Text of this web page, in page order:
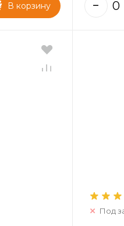
В корзину
Под